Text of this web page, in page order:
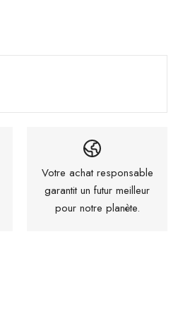
Votre achat responsable
garantit un futur meilleur
pour notre planète.